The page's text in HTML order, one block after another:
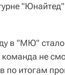
в "МЮ"
команда не
по итогам